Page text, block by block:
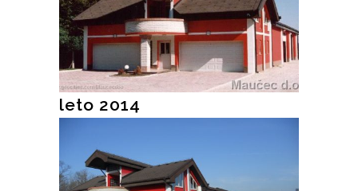
leto 2014